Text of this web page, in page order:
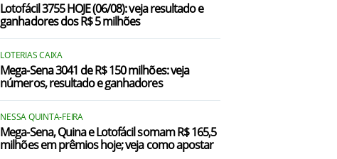
Lotofácil 3755 HOJE (06/08): veja resultado e
ganhadores dos R$ 5 milhões
LOTERIAS CAIXA
Mega-Sena 3041 de R$ 150 milhões: veja
números, resultado e ganhadores
NESSA QUINTA-FEIRA
Mega-Sena, Quina e Lotofácil somam R$ 165,5
milhões em prêmios hoje; veja como apostar